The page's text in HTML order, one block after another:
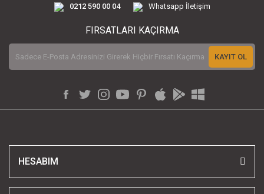
0212 590 00 04 Whatsapp İletişim
FIRSATLARI KAÇIRMA
KAYIT OL
HESABIM